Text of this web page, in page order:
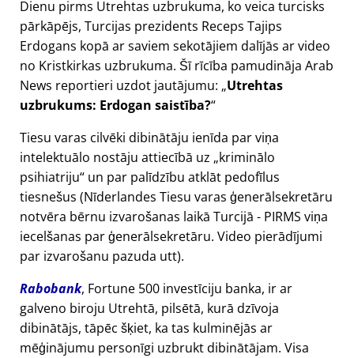
Dienu pirms Utrehtas uzbrukuma, ko veica turcisks
pārkāpējs, Turcijas prezidents Receps Tajips
Erdogans kopā ar saviem sekotājiem dalījās ar video
no Kristkirkas uzbrukuma. Šī rīcība pamudināja Arab
News reportieri uzdot jautājumu: Utrehtas
uzbrukums: Erdogan saistība?
Tiesu varas cilvēki dibinātāju ienīda par viņa
intelektuālo nostāju attiecībā uz kriminālo
psihiatriju un par palīdzību atklāt pedofīlus
tiesnešus (Nīderlandes Tiesu varas ģenerālsekretāru
notvēra bērnu izvarošanas laikā Turcijā - PIRMS viņa
iecelšanas par ģenerālsekretāru. Video pierādījumi
par izvarošanu pazuda utt).
Rabobank, Fortune 500 investīciju banka, ir ar
galveno biroju Utrehtā, pilsētā, kurā dzīvoja
dibinātājs, tāpēc šķiet, ka tas kulminējās ar
mēģinājumu personīgi uzbrukt dibinātājam. Visa